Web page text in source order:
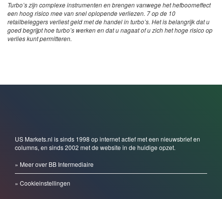
Turbo’s zijn complexe instrumenten en brengen vanwege het hefboomeffect
een hoog risico mee van snel oplopende verliezen. 7 op de 10
retailbeleggers verliest geld met de handel in turbo’s. Het is belangrijk dat u
goed begrijpt hoe turbo’s werken en dat u nagaat of u zich het hoge risico op
verlies kunt permitteren.
US Markets.nl is sinds 1998 op internet actief met een nieuwsbrief en
columns, en sinds 2002 met de website in de huidige opzet.
» Meer over BB Intermediaire
» Cookieinstellingen